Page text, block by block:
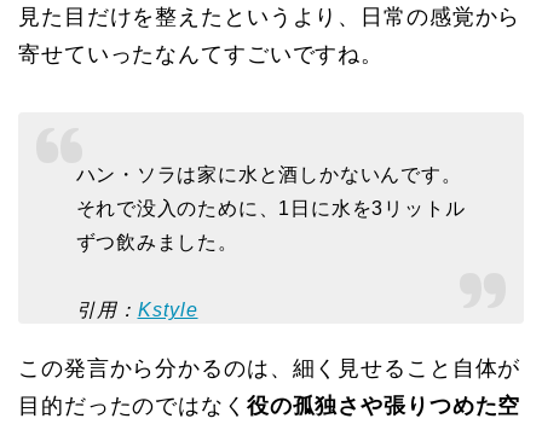
見た目だけを整えたというより、日常の感覚から
寄せていったなんてすごいですね。
ハン・ソラは家に水と酒しかないんです。
それで没入のために、1日に水を3リットル
ずつ飲みました。
引用： Kstyle
この発言から分かるのは、細く見せること自体が
目的だったのではなく 役の孤独さや張りつめた空